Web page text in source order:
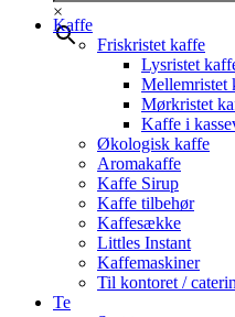
×
Kaffe
Friskristet kaffe
Lysristet
Mellemristet
Mørkristet
Kaffe i
Økologisk kaffe
Aromakaffe
Kaffe Sirup
Kaffe tilbehør
Kaffesække
Littles Instant
Kaffemaskiner
Til kontoret /
Te